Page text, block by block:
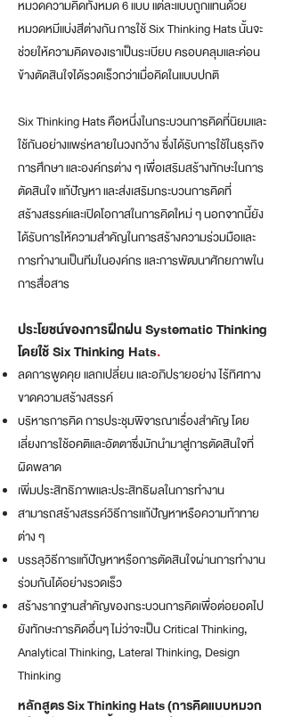
หมวดความคิดทั้งหมด 6 แบบ แต่ละแบบถูกแทนด้วย
หมวดหมีแบ่งสีต่างกัน​การใช้ Six Thinking Hatsนั้นจะ
ช่วยให้ความคิดของเราเป็นระเบียบ ครอบคลุมและค่อน
ข้างตัดสินใจได้รวดเร็วกว่าเมื่อคิดในแบบปกติ
Six Thinking Hats คือหนึ่งในกระบวนการคิดที่นิยมและ
ใช้กันอย่างแพร่หลายในวงกว้าง ซึ่งได้รับการใช้ในธุรกิจ
การศึกษา และองค์กรต่าง ๆ เพื่อเสริมสร้างทักษะในการ
ตัดสินใจ แก้ปัญหา และส่งเสริมกระบวนการคิดที่
สร้างสรรค์และเปิดโอกาสในการคิดใหม่ ๆ นอกจากนี้ยัง
ได้รับการให้ความสำคัญในการสร้างความร่วมมือและ
การทำงานเป็นทีมในองค์กร และการพัฒนาศักยภาพใน
การสื่อสาร
ประโยชน์ของการฝึกฝน Systematic Thinking
โดยใช้ Six Thinking Hats.
ลดการพูดคุย แลกเปลี่ยน และอภิปรายอย่าง ไร้ทิศทาง
ขาดความสร้างสรรค์
บริหารการคิด การประชุมพิจารณาเรื่องสำคัญ โดย
เลี่ยงการใช้อคติและอัตตาซึ่งมักนำมาสู่การตัดสินใจที่
ผิดพลาด
เพิ่มประสิทธิภาพและประสิทธิผลในการทำงาน
สามารถสร้างสรรค์วิธีการแก้ปัญหาหรือความท้าทาย
ต่าง ๆ
บรรลุวิธีการแก้ปัญหาหรือการตัดสินใจผ่านการทำงาน
ร่วมกันได้อย่างรวดเร็ว
สร้างรากฐานสำคัญของกระบวนการคิดเพื่อต่อยอดไป
ยังทักษะการคิดอื่นๆ ไม่ว่าจะเป็น Critical Thinking,
Analytical Thinking, Lateral Thinking, Design
Thinking
หลักสูตร Six Thinking Hats (การคิดแบบหมวก